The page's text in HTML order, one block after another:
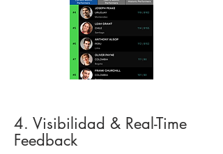
4. Visibilidad & Real-Time
Feedback